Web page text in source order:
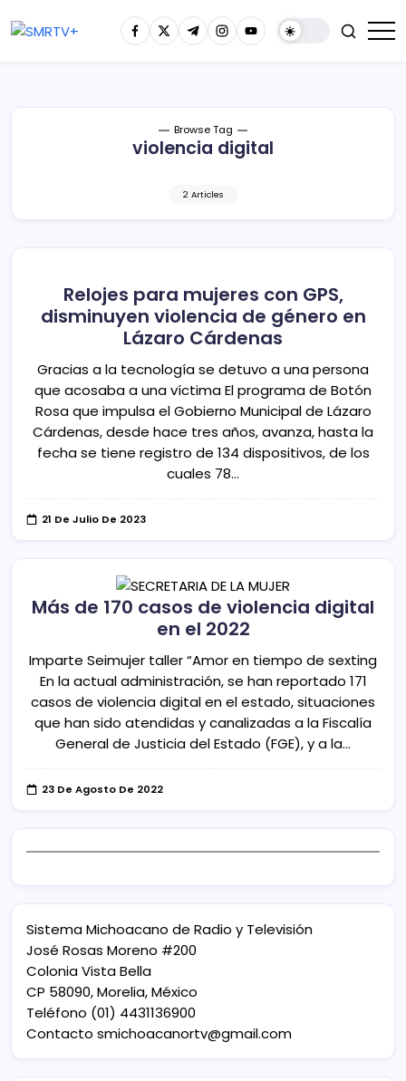
Browse Tag
violencia digital
2 Articles
Relojes para mujeres con GPS,
disminuyen violencia de género en
Lázaro Cárdenas
Gracias a la tecnología se detuvo a una persona
que acosaba a una víctima El programa de Botón
Rosa que impulsa el Gobierno Municipal de Lázaro
Cárdenas, desde hace tres años, avanza, hasta la
fecha se tiene registro de 134 dispositivos, de los
cuales 78…
21 De Julio De 2023
Más de 170 casos de violencia digital
en el 2022
Imparte Seimujer taller “Amor en tiempo de sexting
En la actual administración, se han reportado 171
casos de violencia digital en el estado, situaciones
que han sido atendidas y canalizadas a la Fiscalía
General de Justicia del Estado (FGE), y a la…
23 De Agosto De 2022
Sistema Michoacano de Radio y Televisión
José Rosas Moreno #200
Colonia Vista Bella
CP 58090, Morelia, México
Teléfono (01) 4431136900
Contacto smichoacanortv@gmail.com